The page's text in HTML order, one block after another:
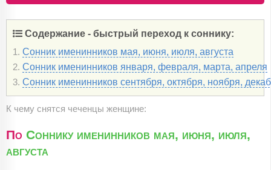
Содержание - быстрый переход к соннику:
1. Сонник именинников мая, июня, июля, августа
2. Сонник именинников января, февраля, марта, апреля
3. Сонник именинников сентября, октября, ноября,
К чему снятся чеченцы женщине:
По Соннику именинников мая, июня, июля,
августа